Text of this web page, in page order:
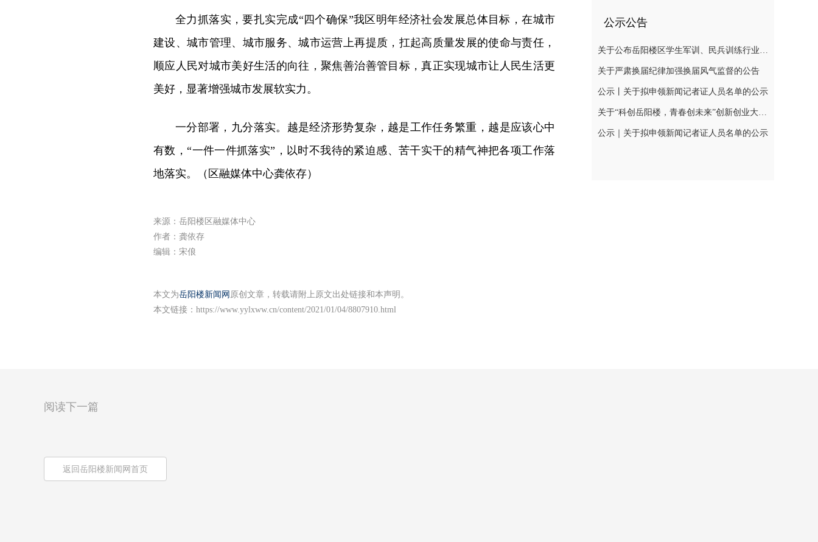
全力抓落实，要扎实完成“四个确保”我区明年经济社会发展总体目标，在城市
建设、城市管理、城市服务、城市运营上再提质，扛起高质量发展的使命与责任，
顺应人民对城市美好生活的向往，聚焦善治善管目标，真正实现城市让人民生活更
美好，显著增强城市发展软实力。
一分部署，九分落实。越是经济形势复杂，越是工作任务繁重，越是应该心中
有数，“一件一件抓落实”，以时不我待的紧迫感、苦干实干的精气神把各项工作落
地落实。（区融媒体中心龚依存）
来源：岳阳楼区融媒体中心
作者：龚依存
编辑：宋俍
本文为岳阳楼新闻网 原创文章，转载请附上原文出处链接和本声明。
本文链接： https://www.yylxww.cn/content/2021/01/04/8807910.html
公示公告
关于公布岳阳楼区学生军训、民兵训练行业领域监督举报电话的公告
关于严肃换届纪律加强换届风气监督的公告
公示丨关于拟申领新闻记者证人员名单的公示
关于“科创岳阳楼，青春创未来”创新创业大赛网评结果公示及现场初赛有关事项的通知
公示｜关于拟申领新闻记者证人员名单的公示
阅读下一篇
返回岳阳楼新闻网首页